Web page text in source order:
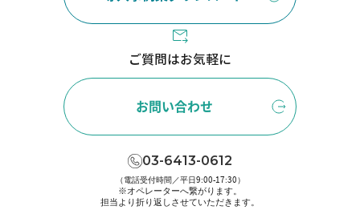
ご質問はお気軽に
お問い合わせ
03-6413-0612
（電話受付時間／平日9:00-17:30）
※オペレーターへ繋がります。
担当より折り返しさせていただきます。